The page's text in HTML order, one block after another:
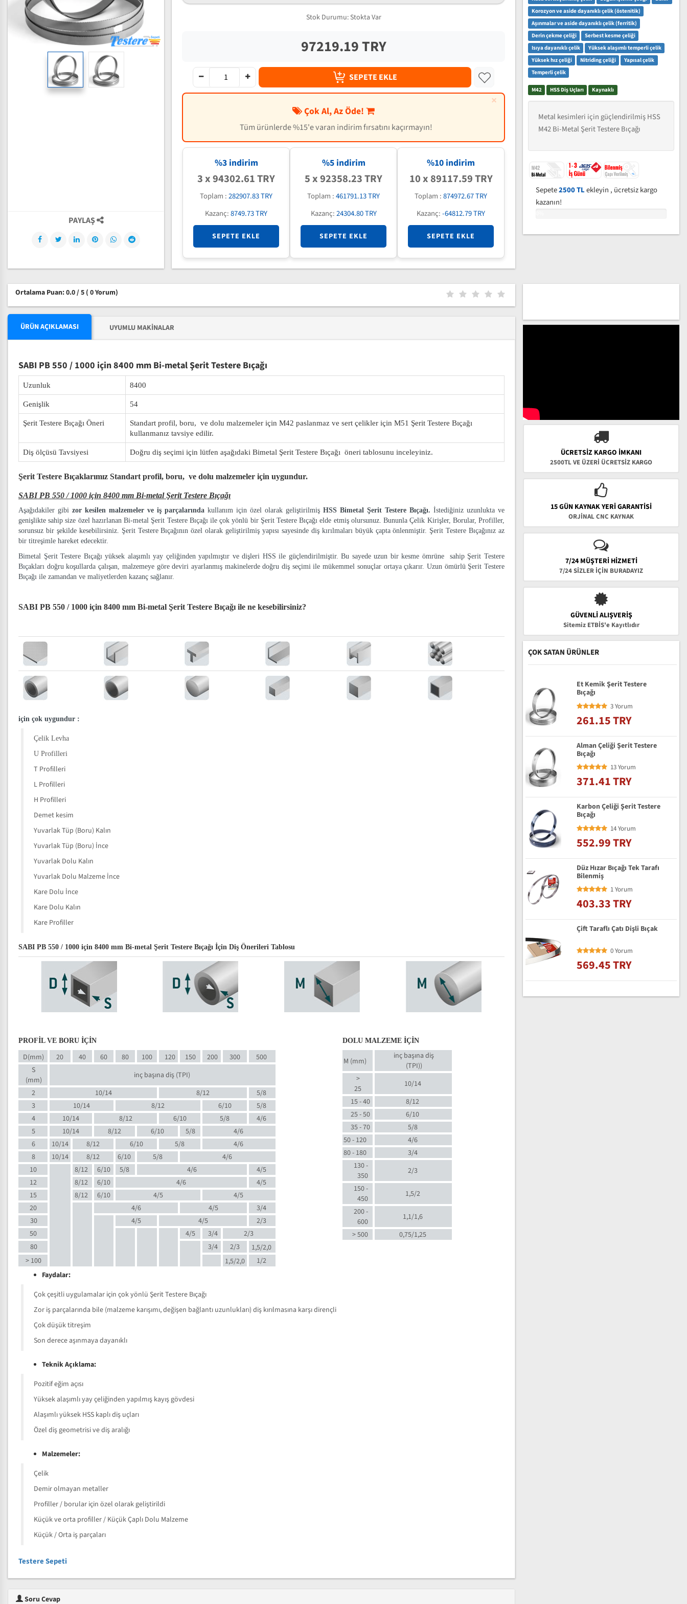
Stok Durumu: Stokta Var
97219.19 TRY
SEPETE EKLE
×
Çok Al, Az Öde!
Tüm ürünlerde %15'e varan indirim fırsatını kaçırmayın!
%3 indirim
3 x 94302.61 TRY
Toplam :282907.83 TRY
Kazanç:8749.73 TRY
SEPETE EKLE
%5 indirim
5 x 92358.23 TRY
Toplam :461791.13 TRY
Kazanç:24304.80 TRY
SEPETE EKLE
%10 indirim
10 x 89117.59 TRY
Toplam :874972.67 TRY
Kazanç:-64812.79 TRY
SEPETE EKLE
PAYLAŞ
Korozyon ve aside dayanıklı çelik (östenitik)
Aşınmalar ve aside dayanıklı çelik (ferritik)
Derin çekme çeliği
Serbest kesme çeliği
Isıya dayanıklı çelik
Yüksek alaşımlı temperli çelik
Yüksek hız çeliği
Nitriding çeliği
Yapısal çelik
Temperli çelik
M42 HSS Diş Uçları Kaynaklı
Metal kesimleri için güçlendirilmiş HSS
M42 Bi-Metal Şerit Testere Bıçağı
Sepete2500 TLekleyin , ücretsiz kargo
kazanın!
Ortalama Puan: 0.0 / 5 ( 0 Yorum)
ÜRÜN AÇIKLAMASI UYUMLU MAKINALAR
SABI PB 550 / 1000 için 8400 mm Bi-metal Şerit Testere Bıçağı
Uzunluk 8400
Genişlik 54
Şerit Testere Bıçağı Öneri
Standart profil, boru, ve dolu malzemeler için M42 paslanmaz ve sert çelikler için M51 Şerit Testere Bıçağı
kullanmanız tavsiye edilir.
Diş ölçüsü Tavsiyesi Doğru diş seçimi için lütfen aşağıdaki Bimetal Şerit Testere Bıçağı öneri tablosunu inceleyiniz.
Şerit Testere Bıçaklarımız Standart profil, boru, ve dolu malzemeler için uygundur.
SABI PB 550 / 1000 için 8400 mm Bi-metal Şerit Testere Bıçağı
Aşağıdakiler gibi zor kesilen malzemeler ve iş parçalarında kullanım için özel olarak geliştirilmiş HSS Bimetal Şerit Testere Bıçağı. İstediğiniz uzunlukta ve
genişlikte sahip size özel hazırlanan Bi-metal Şerit Testere Bıçağı ile çok yönlü bir Şerit Testere Bıçağı elde etmiş olursunuz. Bununla Çelik Kirişler, Borular, Profiller,
sorunsuz bir şekilde kesebilirsiniz. Şerit Testere Bıçağının özel olarak geliştirilmiş yapısı sayesinde diş kırılmaları büyük çapta önlenmiştir. Şerit Testere Bıçağınız az
bir titreşimle hareket edecektir.
Bimetal Şerit Testere Bıçağı yüksek alaşımlı yay çeliğinden yapılmıştır ve dişleri HSS ile güçlendirilmiştir. Bu sayede uzun bir kesme ömrüne sahip Şerit Testere
Bıçakları doğru koşullarda çalışan, malzemeye göre deviri ayarlanmış makinelerde doğru diş seçimi ile mükemmel sonuçlar ortaya çıkarır. Uzun ömürlü Şerit Testere
Bıçağı ile zamandan ve maliyetlerden kazanç sağlanır.
SABI PB 550 / 1000 için 8400 mm Bi-metal Şerit Testere Bıçağı ile ne kesebilirsiniz?
için çok uygundur :
Çelik Levha
U Profilleri
T Profilleri
L Profilleri
H Profilleri
Demet kesim
Yuvarlak Tüp (Boru) Kalın
Yuvarlak Tüp (Boru) İnce
Yuvarlak Dolu Kalın
Yuvarlak Dolu Malzeme İnce
Kare Dolu İnce
Kare Dolu Kalın
Kare Profiller
SABI PB 550 / 1000 için 8400 mm Bi-metal Şerit Testere Bıçağı İçin Diş Önerileri Tablosu
PROFİL VE BORU İÇİN
D(mm) 20 40 60 80 100 120 150 200 300
500
S
(mm)
inç başına diş (TPI)
2
10/14 8/12
5/8
3
10/14 8/12 6/10
5/8
4
10/14 8/12 6/10 5/8
4/6
5
10/14 8/12 6/10 5/8
4/6
6
10/14 8/12 6/10 5/8
4/6
8
10/14 8/12 6/10 5/8
4/6
10
8/12 6/10 5/8 4/6
4/5
12
8/12 6/10 4/6
4/5
15
8/12 6/10 4/5
4/5
20
4/6 4/5
3/4
30
4/5 4/5
2/3
50
4/5 3/4
2/3
80
3/4 2/3
1,5/2,0
> 100
1,5/2,0 1/2
DOLU MALZEME İÇİN
M (mm)
inç başına diş
(TPI))
>
25
10/14
15 - 40
8/12
25 - 50
6/10
35 - 70
5/8
50 - 120
4/6
80 - 180
3/4
130 -
350
2/3
150 -
450
1,5/2
200 -
600
1,1/1,6
> 500
0,75/1,25
Faydalar:
Çok çeşitli uygulamalar için çok yönlü Şerit Testere Bıçağı
Zor iş parçalarında bile (malzeme karışımı, değişen bağlantı uzunlukları) diş kırılmasına karşı dirençli
Çok düşük titreşim
Son derece aşınmaya dayanıklı
Teknik Açıklama:
Pozitif eğim açısı
Yüksek alaşımlı yay çeliğinden yapılmış kayış gövdesi
Alaşımlı yüksek HSS kaplı diş uçları
Özel diş geometrisi ve diş aralığı
Malzemeler:
Çelik
Demir olmayan metaller
Profiller / borular için özel olarak geliştirildi
Küçük ve orta profiller / Küçük Çaplı Dolu Malzeme
Küçük / Orta iş parçaları
Testere Sepeti
Soru Cevap
ÜCRETSIZ KARGO İMKANI
2500TL VE ÜZERİ ÜCRETSİZ KARGO
15 GÜN KAYNAK YERI GARANTISI
ORJİNAL CNC KAYNAK
7/24 MÜŞTERİ HİZMETİ
7/24 SİZLER İÇİN BURADAYIZ
GÜVENLI ALIŞVERIŞ
Sitemiz ETBİS'e Kayıtlıdır
ÇOK SATAN ÜRÜNLER
Et Kemik Şerit Testere
Bıçağı
3 Yorum
261.15 TRY
Alman Çeliği Şerit Testere
Bıçağı
13 Yorum
371.41 TRY
Karbon Çeliği Şerit Testere
Bıçağı
14 Yorum
552.99 TRY
Düz Hızar Bıçağı Tek Tarafı
Bilenmiş
1 Yorum
403.33 TRY
Çift Taraflı Çatı Dişli Bıçak
0 Yorum
569.45 TRY